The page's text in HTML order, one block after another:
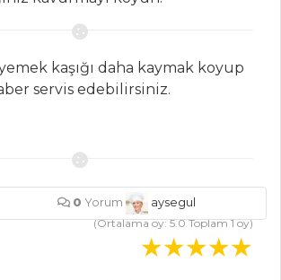
kaşığı daha kaymak koyup
servis edebilirsiniz.
0 Yorum
aysegul
(Ortalama oy:5.0Toplam1oy)